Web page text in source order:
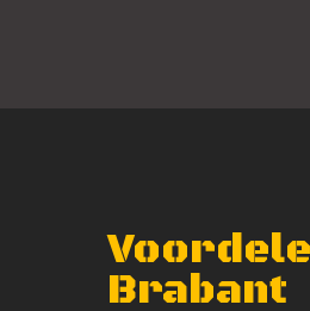
Brabant